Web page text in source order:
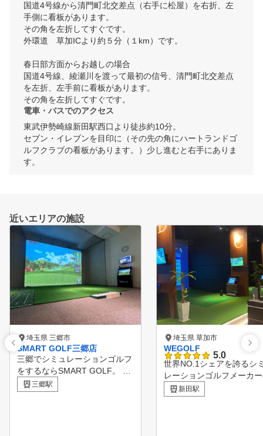
国道4号線から清門町北交差点（右手に松屋）を右折、左
手側に看板があります。
その角を左折してすぐです。
外環道　草加ICより約５分（１km）です。
春日部方面からお越しの場合
国道4号線、綾瀬川を渡って最初の信号、清門町北交差点
を左折、左手前に看板があります。
その角を左折してすぐです。
電車・バスでのアクセス
東武伊勢崎線新田駅西口より徒歩約10分。
セブン・イレブンを目印に（その先の角にハートランドゴ
ルフクラブの看板があります。）少し進むと右手にありま
す。
近いエリアの施設
埼玉県 三郷市
SMART GOLF三郷店
三郷でシミュレーションゴルフ
をするならSMART GOLF。 三
郷店は２ルームの個室空間で集
中してゴルフ練習をしていただ
三郷駅
埼玉県 草加市
WEGOLF
5.0
世界NO.1シェアを誇るシ
レーションゴルフメーカ
GOLFZON」を全打席に
たからこそできる正確な
新田駅